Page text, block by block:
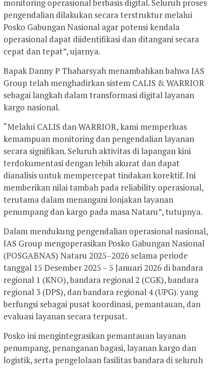
monitoring operasional berbasis digital. Seluruh proses
pengendalian dilakukan secara terstruktur melalui
Posko Gabungan Nasional agar potensi kendala
operasional dapat diidentifikasi dan ditangani secara
cepat dan tepat”, ujarnya.
Bapak Danny P Thaharsyah menambahkan bahwa IAS
Group telah menghadirkan sistem CALIS & WARRIOR
sebagai langkah dalam transformasi digital layanan
kargo nasional.
“Melalui CALIS dan WARRIOR, kami memperluas
kemampuan monitoring dan pengendalian layanan
secara signifikan. Seluruh aktivitas di lapangan kini
terdokumentasi dengan lebih akurat dan dapat
dianalisis untuk mempercepat tindakan korektif. Ini
memberikan nilai tambah pada reliability operasional,
terutama dalam menangani lonjakan layanan
penumpang dan kargo pada masa Nataru”, tutupnya.
Dalam mendukung pengendalian operasional nasional,
IAS Group mengoperasikan Posko Gabungan Nasional
(POSGABNAS) Nataru 2025–2026 selama periode
tanggal 15 Desember 2025 – 5 Januari 2026 di bandara
regional 1 (KNO), bandara regional 2 (CGK), bandara
regional 3 (DPS), dan bandara regional 4 (UPG). yang
berfungsi sebagai pusat koordinasi, pemantauan, dan
evaluasi layanan secara terpusat.
Posko ini mengintegrasikan pemantauan layanan
penumpang, penanganan bagasi, layanan kargo dan
logistik, serta pengelolaan fasilitas bandara di seluruh